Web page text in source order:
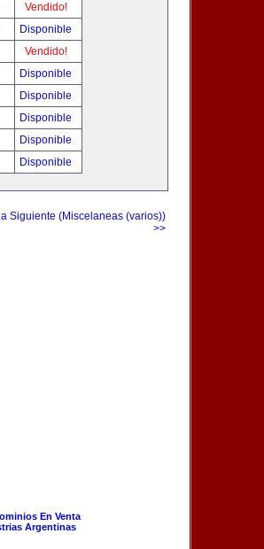
Vendido!
Disponible
Vendido!
Disponible
Disponible
Disponible
Disponible
Disponible
Siguiente (Miscelaneas (varios))
>>
En Venta
Argentinas